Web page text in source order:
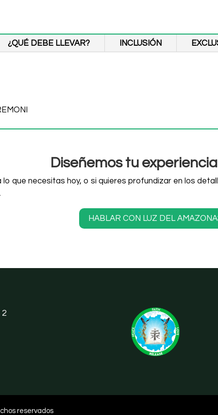
¿QUÉ DEBE LLEVAR? INCLUSIÓN
Diseñemos tu
que necesitas hoy, o si quieres profundizar en los
HABLAR CON LUZ DEL
2
reservados